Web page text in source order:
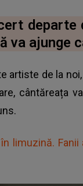
departe
va ajunge
artiste de la
cântăreața
limuzină.